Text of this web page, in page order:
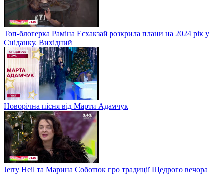
Топ-блогерка Раміна Есхакзай розкрила плани на 2024 рік у
Сніданку. Вихідний
Новорічна пісня від Марти Адамчук
Jerry Heil та Марина Соботюк про традиції Щедрого вечора